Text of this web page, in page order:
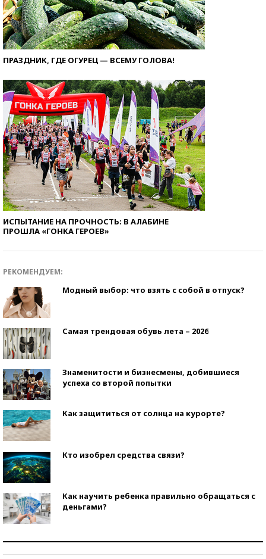
ПРАЗДНИК, ГДЕ ОГУРЕЦ — ВСЕМУ ГОЛОВА!
ИСПЫТАНИЕ НА ПРОЧНОСТЬ: В АЛАБИНЕ
ПРОШЛА «ГОНКА ГЕРОЕВ»
РЕКОМЕНДУЕМ:
Модный выбор: что взять с собой в отпуск?
Самая трендовая обувь лета – 2026
Знаменитости и бизнесмены, добившиеся
успеха со второй попытки
Как защититься от солнца на курорте?
Кто изобрел средства связи?
Как научить ребенка правильно обращаться с
деньгами?